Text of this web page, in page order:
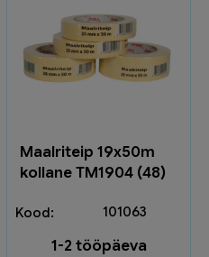
Maalriteip 19x50m
kollane TM1904 (48)
101063
1-2 tööpäeva